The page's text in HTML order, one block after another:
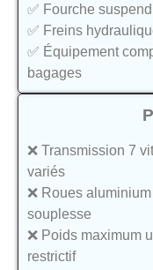
✅ Fourche
✅ Freins
✅ Équipement
bagages
❌ Transmission 7
variés
❌ Roues
souplesse
❌ Poids maximum
restrictif